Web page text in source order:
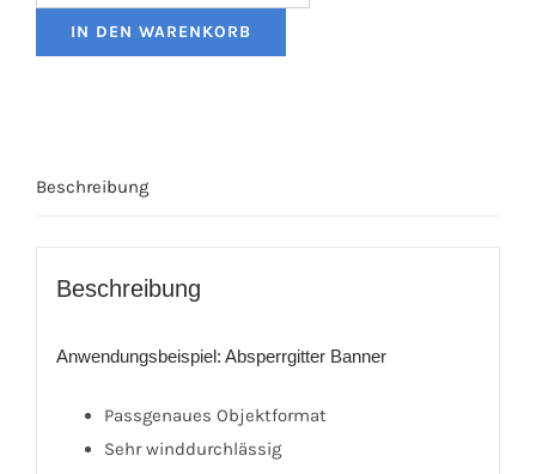
IN DEN WARENKORB
Beschreibung
Beschreibung
Anwendungsbeispiel: Absperrgitter Banner
Passgenaues Objektformat
Sehr winddurchlässig